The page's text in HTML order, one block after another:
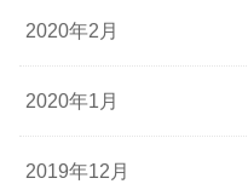
2020年2月
2020年1月
2019年12月